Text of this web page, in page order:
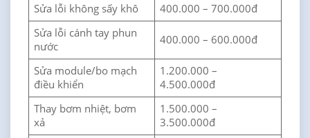
Sửa lỗi không sấy khô
400.000 – 700.000đ
Sửa lỗi cánh tay phun
nước
400.000 – 600.000đ
Sửa module/bo mạch
điều khiển
1.200.000 –
4.500.000đ
Thay bơm nhiệt, bơm
xả
1.500.000 –
3.500.000đ